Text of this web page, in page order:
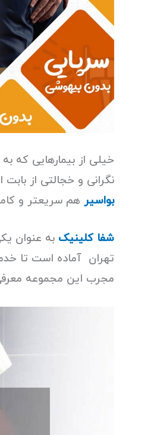
خیلی از بیمارهایی که
نگرانی و خجالتی از
بواسیر هم سریعتر و
شفا کلینیک به عنوان
تهران آماده است تا
مجرب این مجموعه